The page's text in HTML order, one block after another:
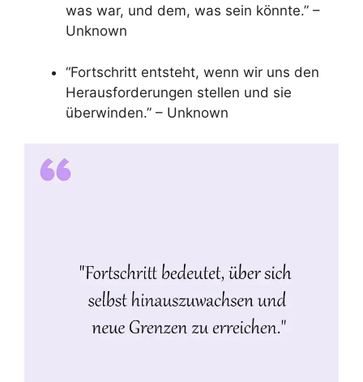
was war, und dem, was sein könnte.” –
Unknown
“Fortschritt entsteht, wenn wir uns den
Herausforderungen stellen und sie
überwinden.” – Unknown